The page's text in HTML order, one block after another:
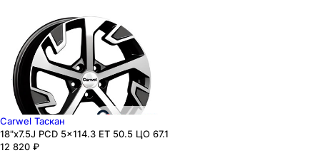
Carwel Таскан
18"x7.5J PCD 5x114.3 ЕТ 50.5 ЦО 67.1
12 820 ₽